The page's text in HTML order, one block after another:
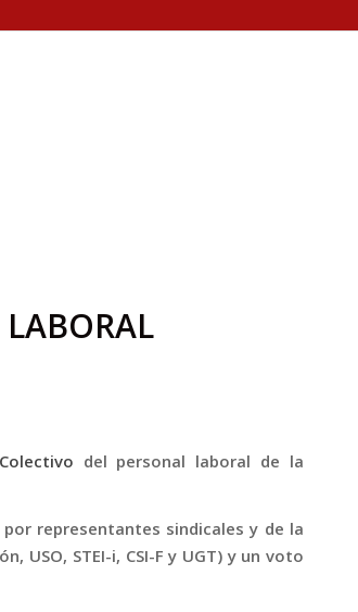
del personal laboral de la
representantes sindicales y de la
USO, STEI-i, CSI-F y UGT) y un voto